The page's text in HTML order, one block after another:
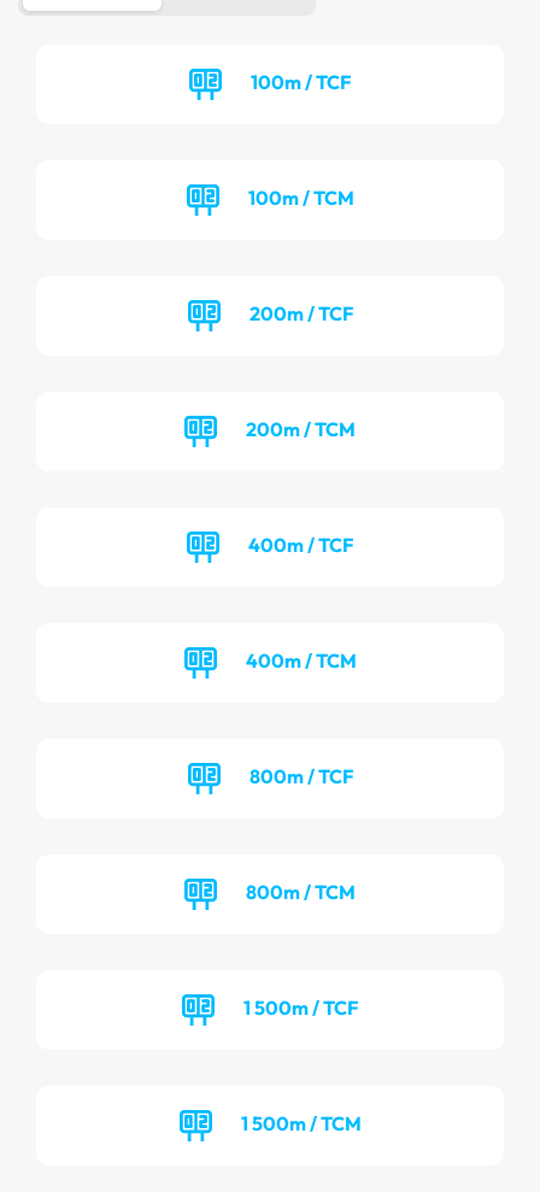
100m / TCF
100m / TCM
200m / TCF
200m / TCM
400m / TCF
400m / TCM
800m / TCF
800m / TCM
1 500m / TCF
1 500m / TCM